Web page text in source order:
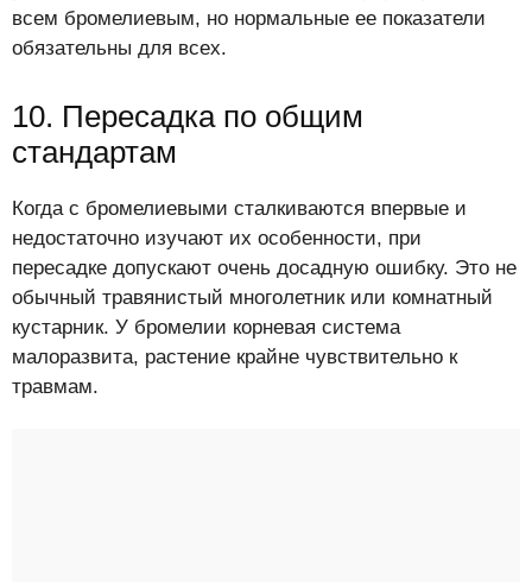
всем бромелиевым, но нормальные ее показатели
обязательны для всех.
10. Пересадка по общим
стандартам
Когда с бромелиевыми сталкиваются впервые и
недостаточно изучают их особенности, при
пересадке допускают очень досадную ошибку. Это не
обычный травянистый многолетник или комнатный
кустарник. У бромелии корневая система
малоразвита, растение крайне чувствительно к
травмам.